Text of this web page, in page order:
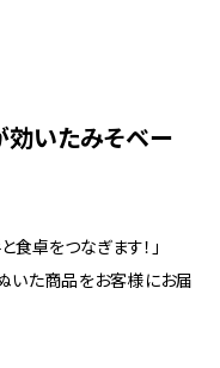
効いたみそベー
食卓をつなぎます！」
いた商品をお客様にお届